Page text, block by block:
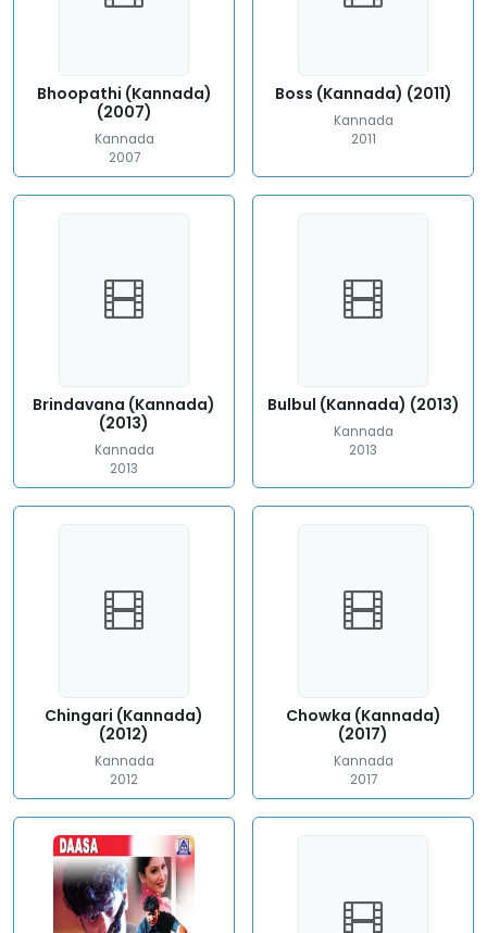
Bhoopathi (Kannada)
(2007)
Kannada
2007
Boss (Kannada) (2011)
Kannada
2011
Brindavana (Kannada)
(2013)
Kannada
2013
Bulbul (Kannada) (2013)
Kannada
2013
Chingari (Kannada)
(2012)
Kannada
2012
Chowka (Kannada)
(2017)
Kannada
2017